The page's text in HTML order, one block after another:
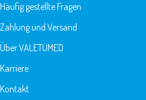
Häufig gestellte Fragen
Zahlung und Versand
Über VALETUMED
Karriere
Kontakt